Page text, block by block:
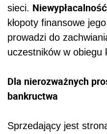
sieci.
kłopoty finansowe
prowadzi do
uczestników w obiegu
Dla nierozważnych
bankructwa
Sprzedający jest